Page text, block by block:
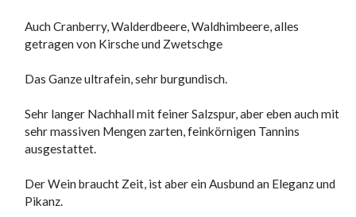
Auch Cranberry, Walderdbeere, Waldhimbeere, alles
getragen von Kirsche und Zwetschge
Das Ganze ultrafein, sehr burgundisch.
Sehr langer Nachhall mit feiner Salzspur, aber eben auch mit
sehr massiven Mengen zarten, feinkörnigen Tannins
ausgestattet.
Der Wein braucht Zeit, ist aber ein Ausbund an Eleganz und
Pikanz.